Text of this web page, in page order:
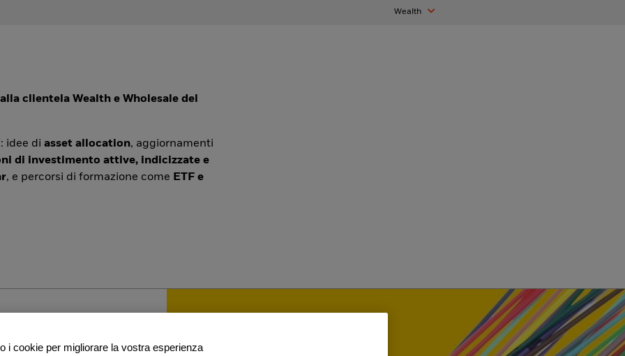
Wealth
alla clientela Wealth e Wholesale del
idee di asset allocation, aggiornamenti
di investimento attive, indicizzate e
, e percorsi di formazione come ETF e
i cookie per migliorare la vostra esperienza